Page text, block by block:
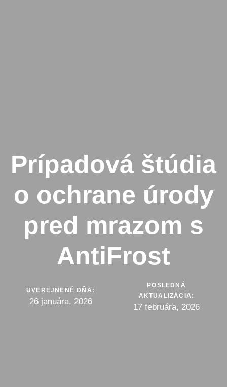
Prípadová štúdia
o ochrane úrody
pred mrazom s
AntiFrost
UVEREJNENÉ DŇA:
26 januára, 2026
POSLEDNÁ
AKTUALIZÁCIA:
17 februára, 2026